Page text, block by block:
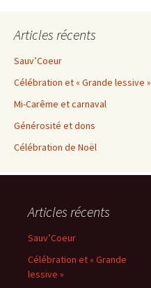
Articles récents
Sauv’Coeur
Célébration et « Grande lessive »
Mi-Carême et carnaval
Générosité et dons
Célébration de Noël
Articles récents
Sauv’Coeur
Célébration et « Grande
lessive »